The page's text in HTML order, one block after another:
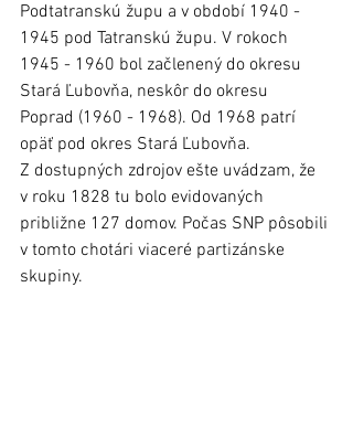
Podtatranskú župu a v období 1940 -
1945 pod Tatranskú župu. V rokoch
1945 - 1960 bol začlenený do okresu
Stará Ľubovňa, neskôr do okresu
Poprad (1960 - 1968). Od 1968 patrí
opäť pod okres Stará Ľubovňa.
Z dostupných zdrojov ešte uvádzam, že
v roku 1828 tu bolo evidovaných
približne 127 domov. Počas SNP pôsobili
v tomto chotári viaceré partizánske
skupiny.